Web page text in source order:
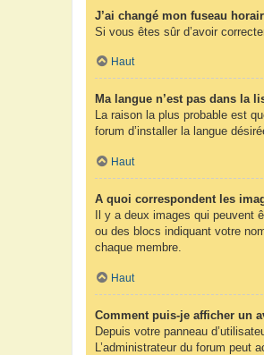
J’ai changé mon fuseau
Si vous êtes sûr d’avoir
Haut
Ma langue n’est pas dans la
La raison la plus probable est
forum d’installer la langue
Haut
A quoi correspondent les
Il y a deux images qui peuvent
ou des blocs indiquant votre
chaque membre.
Haut
Comment puis-je afficher un
Depuis votre panneau
L’administrateur du forum